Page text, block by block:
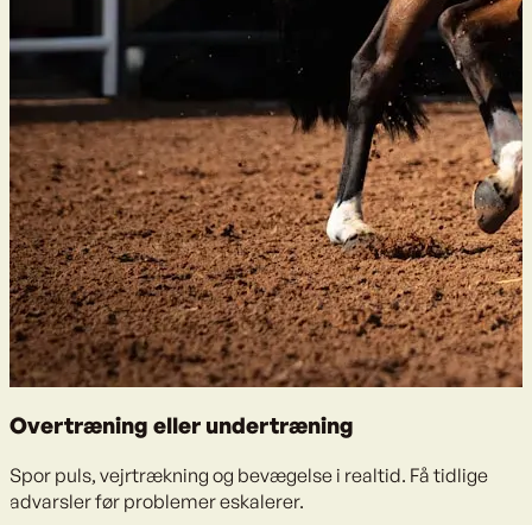
Overtræning eller undertræning
Spor puls, vejrtrækning og bevægelse i realtid. Få tidlige
advarsler før problemer eskalerer.